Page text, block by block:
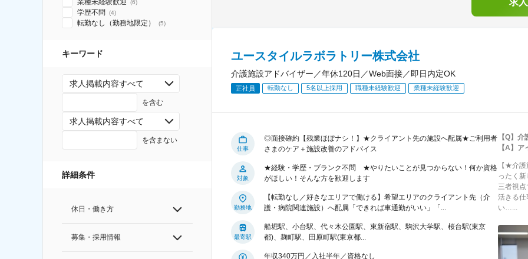
業種未経験歓迎 (6)
学歴不問 (4)
転勤なし（勤務地限定） (5)
キーワード
求人掲載内容すべて
を含む
求人掲載内容すべて
を含まない
詳細条件
休日・働き方
募集・採用情報
ユースタイルラボラトリー株式会社
介護施設アドバイザー／年休120日／Web面接／即日内定OK
正社員 転勤なし 5名以上採用 職種未経験歓迎 業種未経験歓迎
仕事
◎面接確約【残業ほぼナシ！】★クライアント先の施設へ配属★ご利用者
さまのケア＋施設改善のアドバイス
対象
★経験・学歴・ブランク不問 ★やりたいことが見つからない！何か資格
がほしい！そんな方を歓迎します
勤務地
【転勤なし／好きなエリアで働ける】希望エリアのクライアント先（介
護・病院関連施設）へ配属「できれば車通勤がいい」「...
最寄駅
船堀駅、小台駅、代々木公園駅、東新宿駅、駒沢大学駅、桜台駅(東京
都)、麹町駅、田原町駅(東京都...
年収340万円／入社半年／資格なし
【Q】
【A】
【★介
ったく
三者視
活きる仕
い…...